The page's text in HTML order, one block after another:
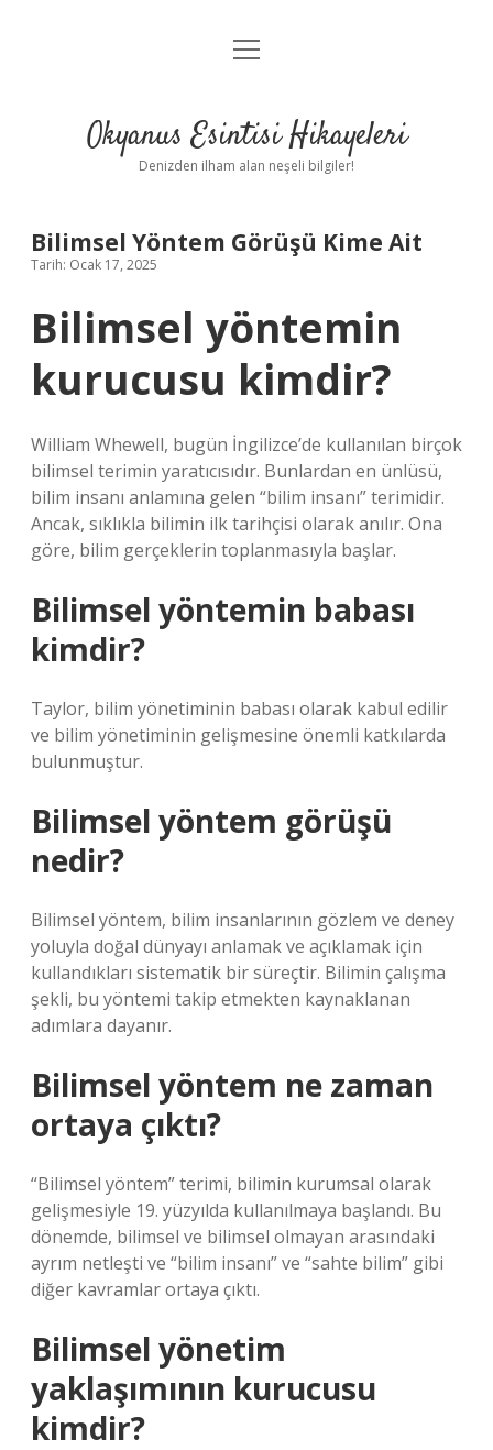
Anasayfa
Yasal Uyarı
menüyü
Okyanus Esintisi Hikayeleri
Denizden ilham alan neşeli bilgiler!
Bilimsel Yöntem Görüşü Kime Ait
Tarih: Ocak 17, 2025
Bilimsel yöntemin
kurucusu kimdir?
William Whewell, bugün İngilizce’de kullanılan birçok
bilimsel terimin yaratıcısıdır. Bunlardan en ünlüsü,
bilim insanı anlamına gelen “bilim insanı” terimidir.
Ancak, sıklıkla bilimin ilk tarihçisi olarak anılır. Ona
göre, bilim gerçeklerin toplanmasıyla başlar.
Bilimsel yöntemin babası
kimdir?
Taylor, bilim yönetiminin babası olarak kabul edilir
ve bilim yönetiminin gelişmesine önemli katkılarda
bulunmuştur.
Bilimsel yöntem görüşü
nedir?
Bilimsel yöntem, bilim insanlarının gözlem ve deney
yoluyla doğal dünyayı anlamak ve açıklamak için
kullandıkları sistematik bir süreçtir. Bilimin çalışma
şekli, bu yöntemi takip etmekten kaynaklanan
adımlara dayanır.
Bilimsel yöntem ne zaman
ortaya çıktı?
“Bilimsel yöntem” terimi, bilimin kurumsal olarak
gelişmesiyle 19. yüzyılda kullanılmaya başlandı. Bu
dönemde, bilimsel ve bilimsel olmayan arasındaki
ayrım netleşti ve “bilim insanı” ve “sahte bilim” gibi
diğer kavramlar ortaya çıktı.
Bilimsel yönetim
yaklaşımının kurucusu
kimdir?